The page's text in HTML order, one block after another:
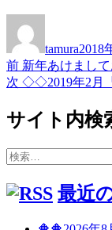
者
tamura日:
2018
投
稿
ナ
ビ
ゲ
ー
前 前
の
稿:
新年あけまし
次 次
投
稿:
◇◇2019年2月
サイト内検
検
最近